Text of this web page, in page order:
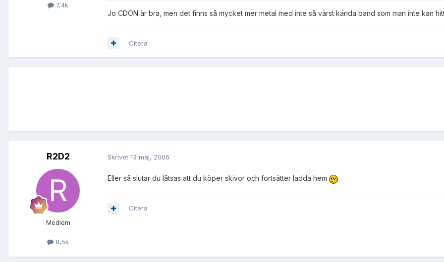
7,4k
Jo CDON är bra, men det finns så mycket mer metal med inte så värst kända band som man inte kan
Citera
R2D2
Medlem
8,5k
Skrivet 13 maj, 2006
Eller så slutar du låtsas att du köper skivor och fortsätter ladda hem
Citera